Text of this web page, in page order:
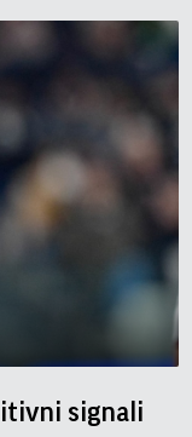
signali